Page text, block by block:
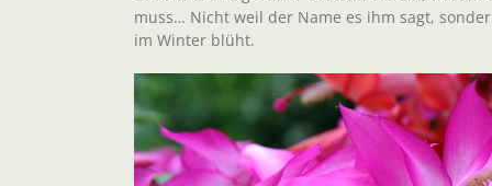
muss… Nicht weil der Name es ihm sagt,
im Winter blüht.